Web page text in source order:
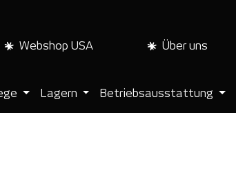
Webshop USA Über uns
Lagern Betriebsausstattung